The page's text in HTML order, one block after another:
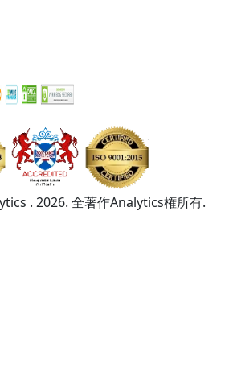
. 2026. 全著作Analytics権所有.